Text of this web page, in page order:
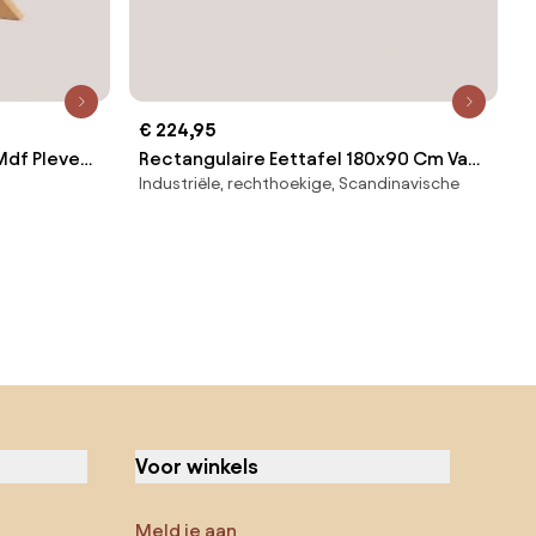
Pleven
€ 224,95
Rectangulaire Eettafel 180x90 Cm Van
Glas En Staal Lesley Transparant -
Industriële, rechthoekige, Scandinavische
Voor winkels
Meld je aan